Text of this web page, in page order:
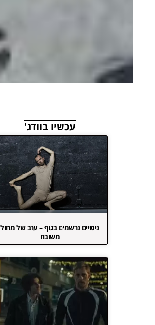
עכשיו בוודג'
ניסויים נרשמים בגוף – ערב של מחול
משובח